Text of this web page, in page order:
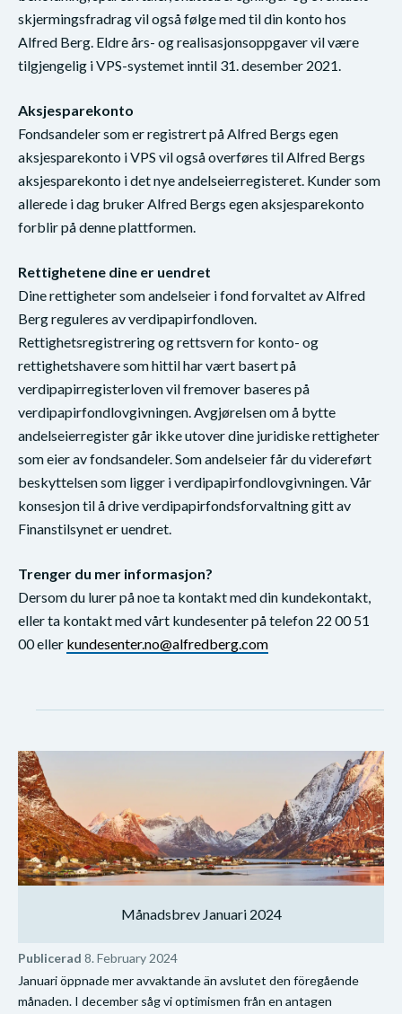
skjermingsfradrag vil også følge med til din konto hos
Alfred Berg. Eldre års- og realisasjonsoppgaver vil være
tilgjengelig i VPS-systemet inntil 31. desember 2021.
Aksjesparekonto
Fondsandeler som er registrert på Alfred Bergs egen
aksjesparekonto i VPS vil også overføres til Alfred Bergs
aksjesparekonto i det nye andelseierregisteret. Kunder som
allerede i dag bruker Alfred Bergs egen aksjesparekonto
forblir på denne plattformen.
Rettighetene dine er uendret
Dine rettigheter som andelseier i fond forvaltet av Alfred
Berg reguleres av verdipapirfondloven.
Rettighetsregistrering og rettsvern for konto- og
rettighetshavere som hittil har vært basert på
verdipapirregisterloven vil fremover baseres på
verdipapirfondlovgivningen. Avgjørelsen om å bytte
andelseierregister går ikke utover dine juridiske rettigheter
som eier av fondsandeler. Som andelseier får du videreført
beskyttelsen som ligger i verdipapirfondlovgivningen. Vår
konsesjon til å drive verdipapirfondsforvaltning gitt av
Finanstilsynet er uendret.
Trenger du mer informasjon?
Dersom du lurer på noe ta kontakt med din kundekontakt,
eller ta kontakt med vårt kundesenter på telefon 22 00 51
00 eller kundesenter.no@alfredberg.com
Månadsbrev Januari 2024
Publicerad 8. February 2024
Januari öppnade mer avvaktande än avslutet den föregående
månaden. I december såg vi optimismen från en antagen